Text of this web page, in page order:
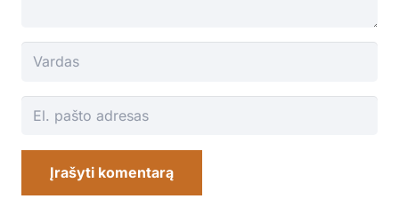
Įrašyti komentarą